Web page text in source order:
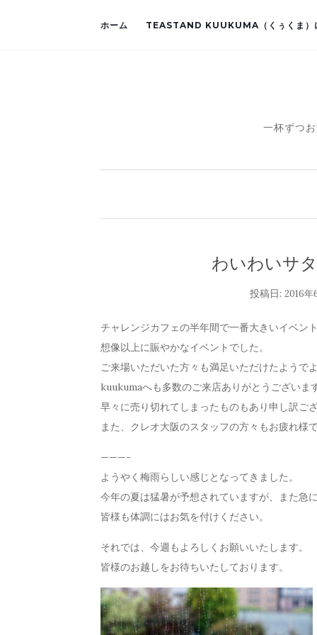
ホーム TEASTAND KUUKUMA（くぅくま）
一杯ずつ
わいわいサ
投稿日:2016年
チャレンジカフェの半年間で一番大きいイベン
想像以上に賑やかなイベントでした。
ご来場いただいた方々も満足いただけたようで
kuukumaへも多数のご来店ありがとうございま
早々に売り切れてしまったものもあり申し訳ご
また、クレオ大阪のスタッフの方々もお疲れ様
———-
ようやく梅雨らしい感じとなってきました。
今年の夏は猛暑が予想されていますが、また急
皆様も体調にはお気を付けください。
それでは、今週もよろしくお願いいたします。
皆様のお越しをお待ちいたしております。